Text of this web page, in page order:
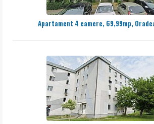
Apartament 4 camere, 69,99mp,